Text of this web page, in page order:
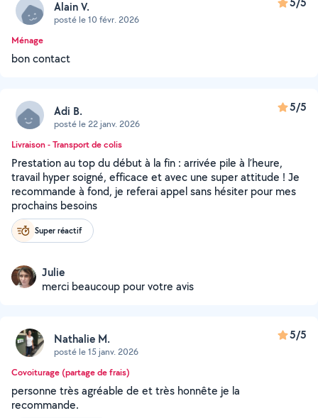
Alain V.
posté le 10 févr. 2026
Ménage
bon contact
Adi B.
posté le 22 janv. 2026
5/5
Livraison - Transport de colis
Prestation au top du début à la fin : arrivée pile à l’heure,
travail hyper soigné, efficace et avec une super attitude ! Je
recommande à fond, je referai appel sans hésiter pour mes
prochains besoins
Super réactif
Julie
merci beaucoup pour votre avis
Nathalie M.
posté le 15 janv. 2026
5/5
Covoiturage (partage de frais)
personne très agréable de et très honnête je la
recommande.